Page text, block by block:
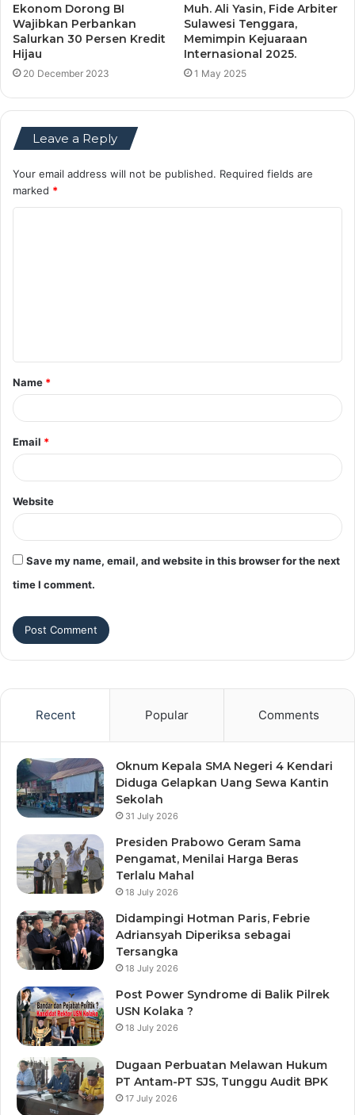
Ekonom Dorong BI
Wajibkan Perbankan
Salurkan 30 Persen Kredit
Hijau
20 December 2023
Muh. Ali Yasin, Fide Arbiter
Sulawesi Tenggara,
Memimpin Kejuaraan
Internasional 2025.
1 May 2025
Leave a Reply
Your email address will not be published. Required fields are
marked *
t
*
Name *
Email *
Website
Save my name, email, and website in this browser for the next
time I comment.
Recent Popular Comments
Oknum Kepala SMA Negeri 4 Kendari
Diduga Gelapkan Uang Sewa Kantin
Sekolah
31 July 2026
Presiden Prabowo Geram Sama
Pengamat, Menilai Harga Beras
Terlalu Mahal
18 July 2026
Didampingi Hotman Paris, Febrie
Adriansyah Diperiksa sebagai
Tersangka
18 July 2026
Post Power Syndrome di Balik Pilrek
USN Kolaka ?
18 July 2026
Dugaan Perbuatan Melawan Hukum
PT Antam-PT SJS, Tunggu Audit BPK
17 July 2026